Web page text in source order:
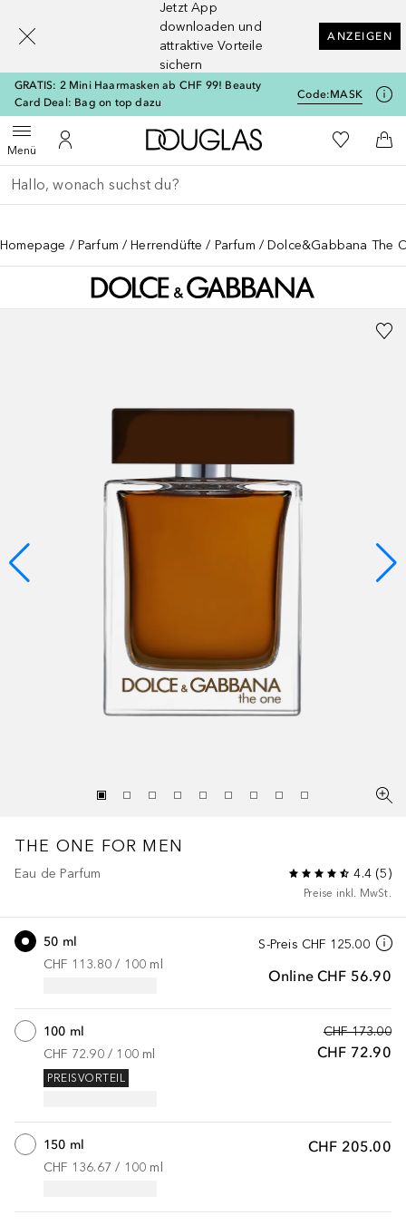
Jetzt App
downloaden und
attraktive Vorteile
sichern
ANZEIGEN
GRATIS: 2 Mini Haarmasken ab CHF 99! Beauty
Card Deal: Bag on top dazu
Code:MASK
MenüMenü öffnenZu Meinem Kundenkonto
Zur Douglas Startseite
Zu Meiner
Gehe zurück
Suche ausführen
Homepage Parfum Herrendüfte Parfum Dolce&Gabbana The
THE ONE FOR MEN
Eau de Parfum 4.4 (5)
Preise inkl. MwSt.
S-Preis CHF 125.00
Online CHF 56.90
50 ml
CHF 113.80 / 100 ml
CHF 173.00
CHF 72.90
100 ml
CHF 72.90 / 100 ml
PREISVORTEIL
CHF 205.00
150 ml
CHF 136.67 / 100 ml
[navigation.slideout.screenreader]